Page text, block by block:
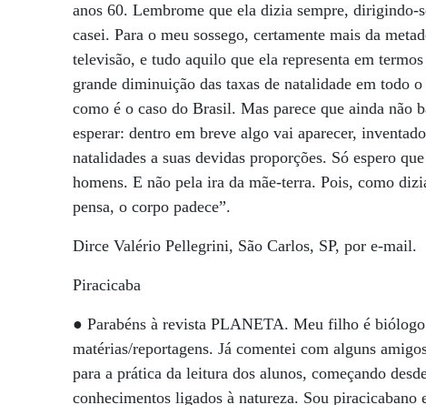
anos 60. Lembrome que ela dizia sempre, dirigindo-
casei. Para o meu sossego, certamente mais da
televisão, e tudo aquilo que ela representa em
grande diminuição das taxas de natalidade em todo
como é o caso do Brasil. Mas parece que ainda não
esperar: dentro em breve algo vai aparecer,
natalidades a suas devidas proporções. Só espero
homens. E não pela ira da mãe-terra. Pois, como
pensa, o corpo padece”.
Dirce Valério Pellegrini, São Carlos, SP, por e-mail.
Piracicaba
● Parabéns à revista PLANETA. Meu filho é biólogo
matérias/reportagens. Já comentei com alguns
para a prática da leitura dos alunos, começando
conhecimentos ligados à natureza. Sou